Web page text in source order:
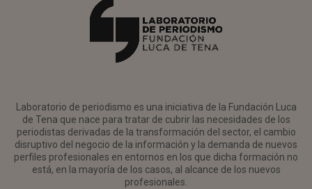
Laboratorio de periodismo es una iniciativa de la Fundación Luca
de Tena que nace para tratar de cubrir las necesidades de los
periodistas derivadas de la transformación del sector, el cambio
disruptivo del negocio de la información y la demanda de nuevos
perfiles profesionales en entornos en los que dicha formación no
está, en la mayoría de los casos, al alcance de los nuevos
profesionales.